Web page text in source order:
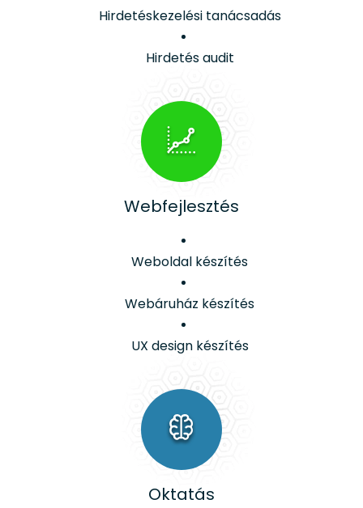
Hirdetéskezelési tanácsadás
Hirdetés audit
Webfejlesztés
Weboldal készítés
Webáruház készítés
UX design készítés
Oktatás